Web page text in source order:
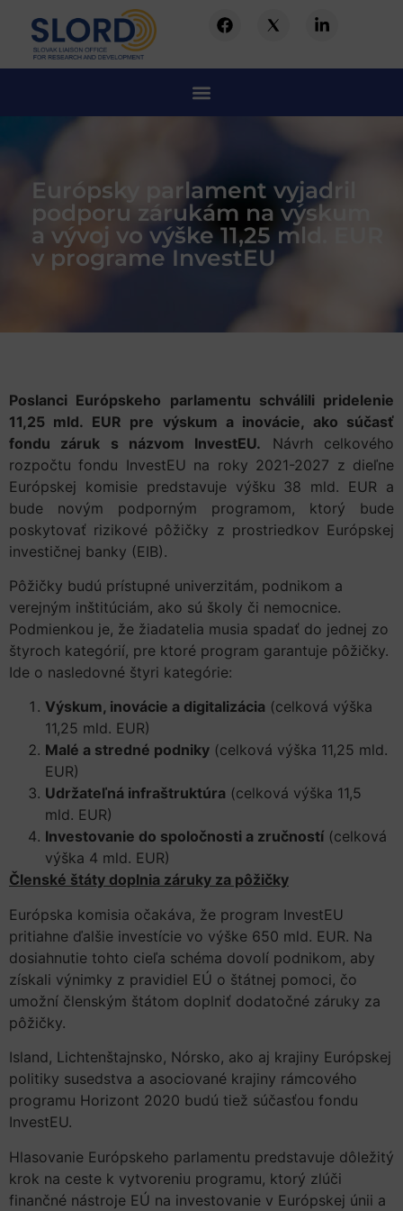
Európsky parlament vyjadril
podporu zárukám na výskum
a vývoj vo výške 11,25 mld. EUR
v programe InvestEU
Poslanci Európskeho parlamentu schválili pridelenie
11,25 mld. EUR pre výskum a inovácie, ako súčasť
fondu záruk s názvom InvestEU. Návrh celkového
rozpočtu fondu InvestEU na roky 2021-2027 z dieľne
Európskej komisie predstavuje výšku 38 mld. EUR a
bude novým podporným programom, ktorý bude
poskytovať rizikové pôžičky z prostriedkov Európskej
investičnej banky (EIB).
Pôžičky budú prístupné univerzitám, podnikom a
verejným inštitúciám, ako sú školy či nemocnice.
Podmienkou je, že žiadatelia musia spadať do jednej zo
štyroch kategórií, pre ktoré program garantuje pôžičky.
Ide o nasledovné štyri kategórie:
Výskum, inovácie a digitalizácia (celková výška
11,25 mld. EUR)
Malé a stredné podniky (celková výška 11,25 mld.
EUR)
Udržateľná infraštruktúra (celková výška 11,5
mld. EUR)
Investovanie do spoločnosti a zručností (celková
výška 4 mld. EUR)
Členské štáty doplnia záruky za pôžičky
Európska komisia očakáva, že program InvestEU
pritiahne ďalšie investície vo výške 650 mld. EUR. Na
dosiahnutie tohto cieľa schéma dovolí podnikom, aby
získali výnimky z pravidiel EÚ o štátnej pomoci, čo
umožní členským štátom doplniť dodatočné záruky za
pôžičky.
Island, Lichtenštajnsko, Nórsko, ako aj krajiny Európskej
politiky susedstva a asociované krajiny rámcového
programu Horizont 2020 budú tiež súčasťou fondu
InvestEU.
Hlasovanie Európskeho parlamentu predstavuje dôležitý
krok na ceste k vytvoreniu programu, ktorý zlúči
finančné nástroje EÚ na investovanie v Európskej únii a